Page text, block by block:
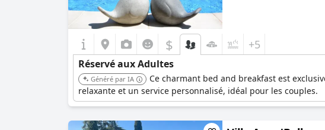
$ +5
Réservé aux Adultes
Généré par IA
Ce charmant bed and breakfast est
relaxante et un service personnalisé, idéal pour les couples.